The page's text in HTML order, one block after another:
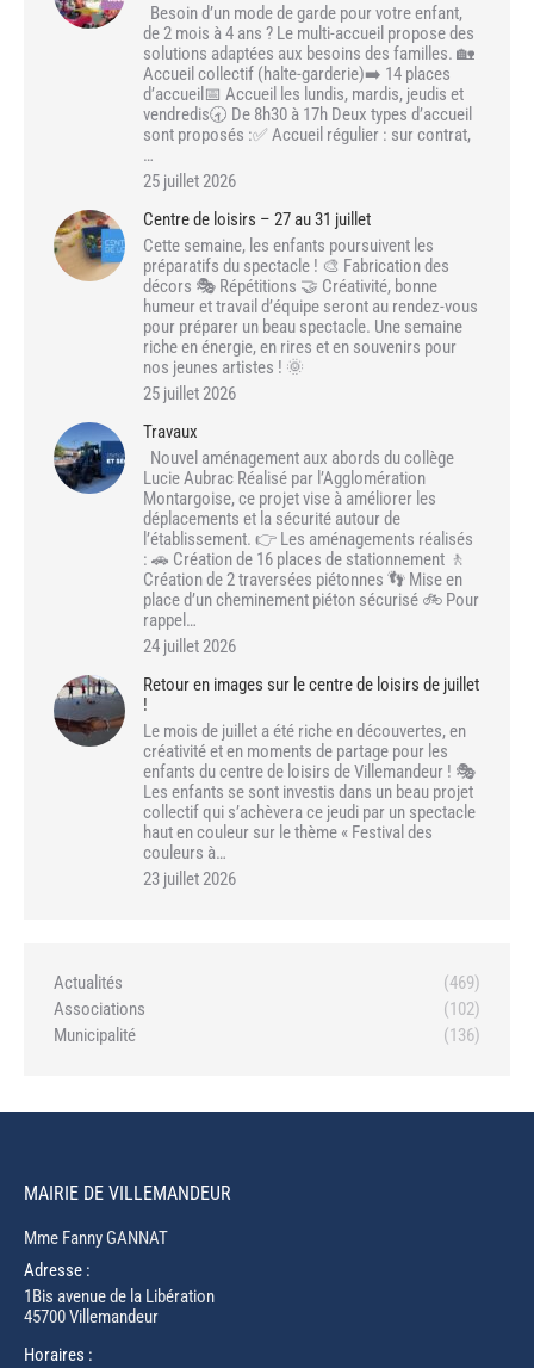
Besoin d’un mode de garde pour votre enfant,
de 2 mois à 4 ans ? Le multi-accueil propose des
solutions adaptées aux besoins des familles. 🏡
Accueil collectif (halte-garderie)➡️ 14 places
d’accueil📅 Accueil les lundis, mardis, jeudis et
vendredis🕣 De 8h30 à 17h Deux types d’accueil
sont proposés :✅ Accueil régulier : sur contrat,
…
25 juillet 2026
Centre de loisirs – 27 au 31 juillet
Cette semaine, les enfants poursuivent les
préparatifs du spectacle ! 🎨 Fabrication des
décors 🎭 Répétitions 🤝 Créativité, bonne
humeur et travail d’équipe seront au rendez-vous
pour préparer un beau spectacle. Une semaine
riche en énergie, en rires et en souvenirs pour
nos jeunes artistes ! 🌞
25 juillet 2026
Travaux
Nouvel aménagement aux abords du collège
Lucie Aubrac Réalisé par l’Agglomération
Montargoise, ce projet vise à améliorer les
déplacements et la sécurité autour de
l’établissement. 👉 Les aménagements réalisés
: 🚗 Création de 16 places de stationnement 🚶
Création de 2 traversées piétonnes 👣 Mise en
place d’un cheminement piéton sécurisé 🚲 Pour
rappel…
24 juillet 2026
Retour en images sur le centre de loisirs de juillet
!
Le mois de juillet a été riche en découvertes, en
créativité et en moments de partage pour les
enfants du centre de loisirs de Villemandeur ! 🎭
Les enfants se sont investis dans un beau projet
collectif qui s’achèvera ce jeudi par un spectacle
haut en couleur sur le thème « Festival des
couleurs à…
23 juillet 2026
Actualités
(469)
Associations
(102)
Municipalité
(136)
MAIRIE DE VILLEMANDEUR
Mme Fanny GANNAT
Adresse :
1Bis avenue de la Libération
45700 Villemandeur
Horaires :